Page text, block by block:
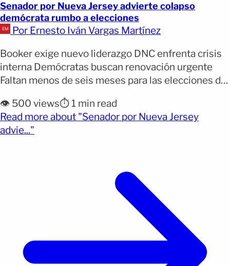
Senador por Nueva Jersey advierte colapso
demócrata rumbo a elecciones
Por Ernesto Iván Vargas Martínez
Booker exige nuevo liderazgo DNC enfrenta crisis
interna Demócratas buscan renovación urgente
Faltan menos de seis meses para las elecciones de
demócrata Cory Booker lanzó una advertencia
sobre el futuro del Partido Demócrata y su
liderazgo actual. Partido Demócrata enfrenta crisis
👁️ 500 views⏱️ 1 min read
Read more about "Senador por Nueva Jersey
advie..."